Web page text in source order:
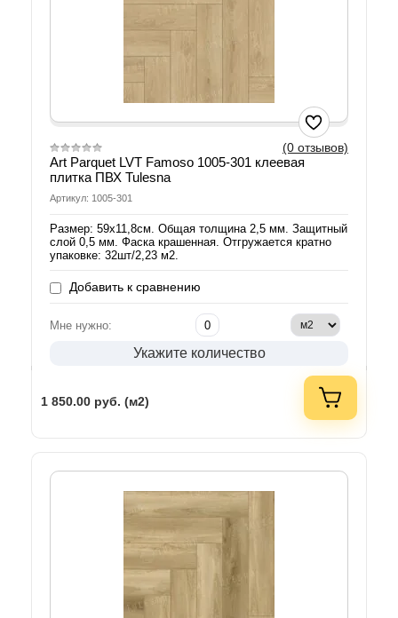
(0 отзывов)
Art Parquet LVT Famoso 1005-301 клеевая
плитка ПВХ Tulesna
Артикул: 1005-301
Размер: 59х11,8см. Общая толщина 2,5 мм. Защитный
слой 0,5 мм. Фаска крашенная. Отгружается кратно
упаковке: 32шт/2,23 м2.
Добавить к сравнению
Мне нужно:
Укажите количество
1 850.00 руб. (м2)